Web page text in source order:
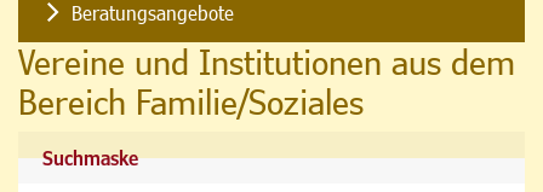
Beratungsangebote
Vereine und Institutionen aus dem
Bereich Familie/Soziales
Suchmaske